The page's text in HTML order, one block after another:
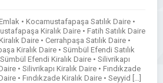
• Kocamustafapaşa Satılık Daire •
Kiralık Daire • Fatih Satılık Daire
Daire • Cerrahpaşa Satılık Daire •
Kiralık Daire • Sümbül Efendi Satılık
Efendi Kiralık Daire • Silivrikapı
• Silivrikapı Kiralık Daire • Fındıkzade
• Fındıkzade Kiralık Daire • Seyyid […]